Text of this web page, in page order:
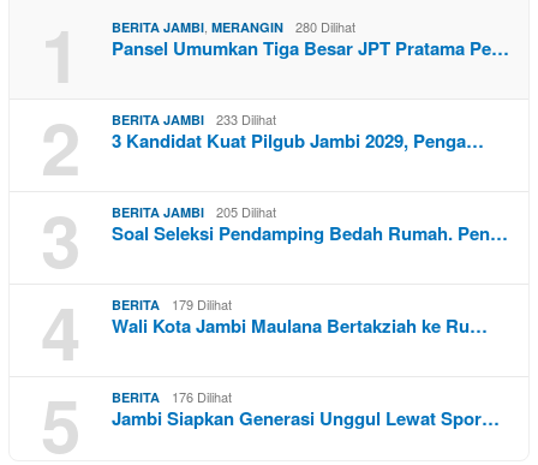
1 BERITA JAMBI, MERANGIN 280 Dilihat
Pansel Umumkan Tiga Besar JPT Pratama Pe…
2 BERITA JAMBI 233 Dilihat
3 Kandidat Kuat Pilgub Jambi 2029, Penga…
3 BERITA JAMBI 205 Dilihat
Soal Seleksi Pendamping Bedah Rumah. Pen…
4 BERITA 179 Dilihat
Wali Kota Jambi Maulana Bertakziah ke Ru…
5 BERITA 176 Dilihat
Jambi Siapkan Generasi Unggul Lewat Spor…